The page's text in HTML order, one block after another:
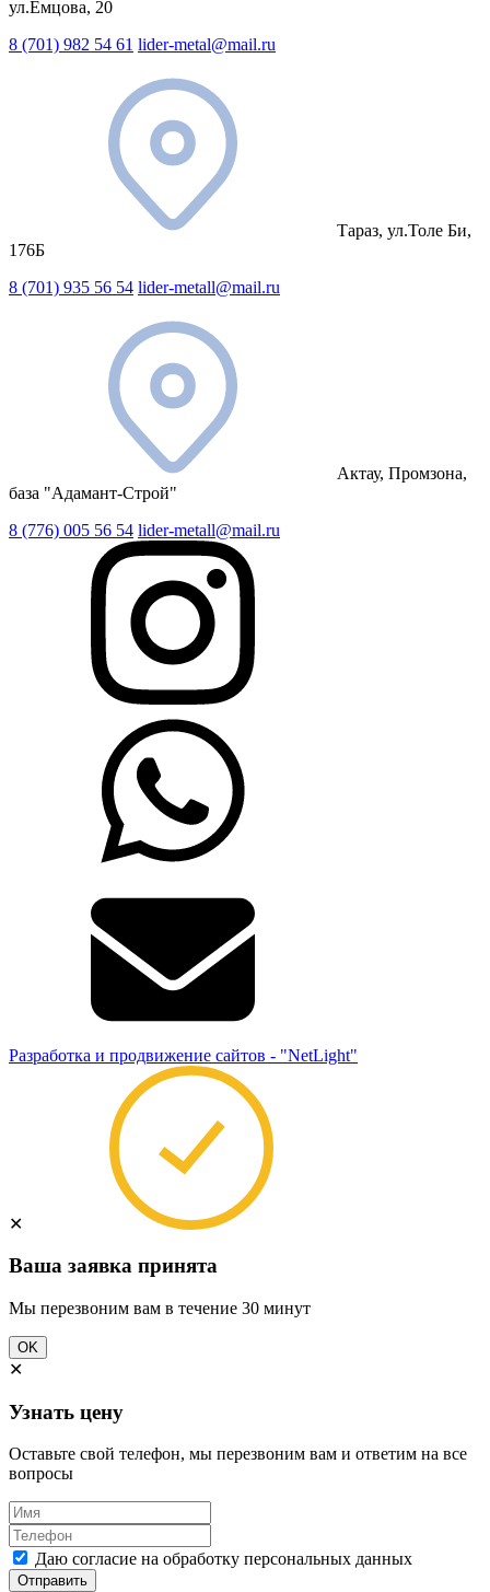
ул.Емцова, 20
8 (701) 982 54 61 lider-metal@mail.ru
Тараз, ул.Толе Би,
176Б
8 (701) 935 56 54 lider-metall@mail.ru
Актау, Промзона,
база "Адамант-Строй"
8 (776) 005 56 54 lider-metall@mail.ru
Разработка и продвижение сайтов - "NetLight"
✕
Ваша заявка принята
Мы перезвоним вам в течение 30 минут
OK
✕
Узнать цену
Оставьте свой телефон, мы перезвоним вам и ответим на все
вопросы
Даю согласие на обработку персональных данных
Отправить